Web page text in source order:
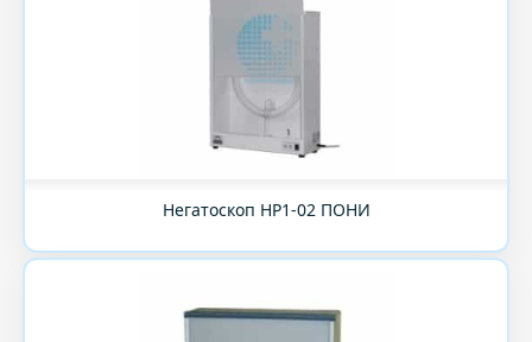
Негатоскоп НР1-02 ПОНИ